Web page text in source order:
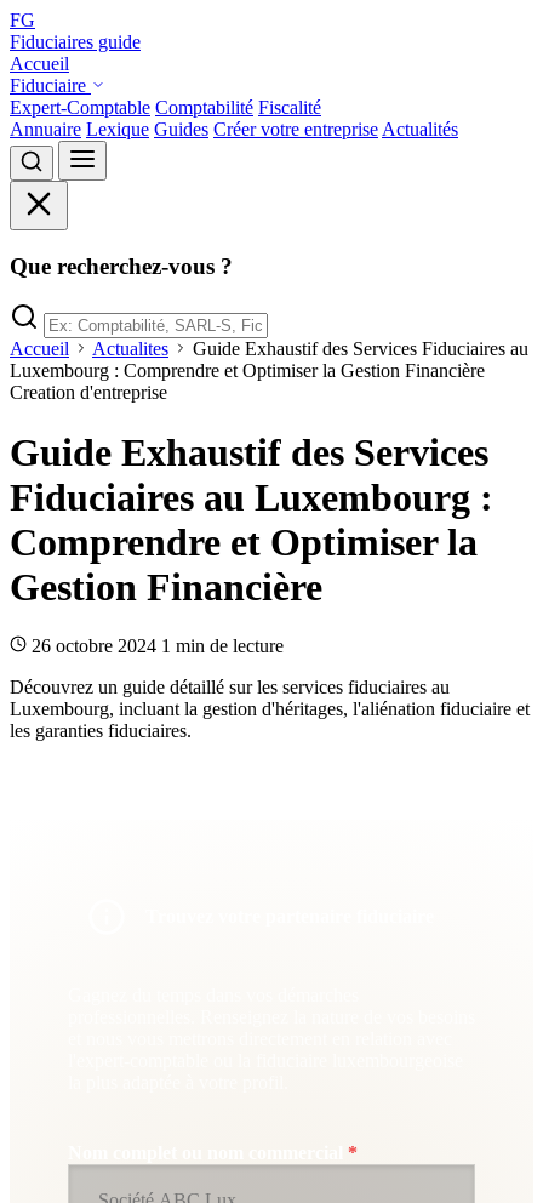
FG
Fiduciaires guide
Accueil
Fiduciaire
Expert-Comptable Comptabilité Fiscalité
Annuaire Lexique Guides Créer votre entreprise Actualités
Que recherchez-vous ?
Accueil Actualites
Guide Exhaustif des Services Fiduciaires au
Luxembourg : Comprendre et Optimiser la Gestion Financière
Creation d'entreprise
Guide Exhaustif des Services
Fiduciaires au Luxembourg :
Comprendre et Optimiser la
Gestion Financière
26 octobre 2024 1 min de lecture
Découvrez un guide détaillé sur les services fiduciaires au
Luxembourg, incluant la gestion d'héritages, l'aliénation fiduciaire et
les garanties fiduciaires.
*